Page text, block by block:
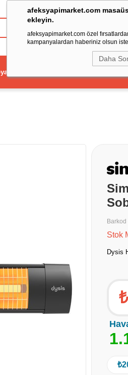
afeksyapimarket.com
ekleyin.
afeksyapimarket.com özel
kampanyalardan haberiniz olsun
Daha
Barkod
Stok
Dysis
1.